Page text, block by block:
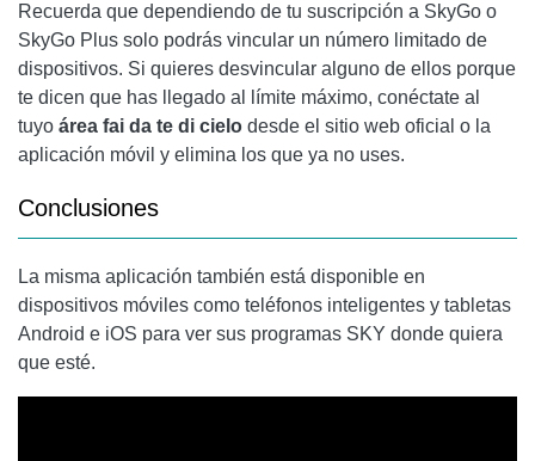
Recuerda que dependiendo de tu suscripción a SkyGo o
SkyGo Plus solo podrás vincular un número limitado de
dispositivos. Si quieres desvincular alguno de ellos porque
te dicen que has llegado al límite máximo, conéctate al
tuyo área fai da te di cielo desde el sitio web oficial o la
aplicación móvil y elimina los que ya no uses.
Conclusiones
La misma aplicación también está disponible en
dispositivos móviles como teléfonos inteligentes y tabletas
Android e iOS para ver sus programas SKY donde quiera
que esté.